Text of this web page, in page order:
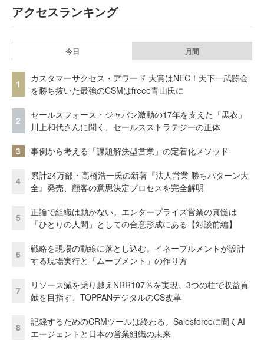
アクセスランキング
今日 月間
1
カスタマーサクセス・アワード 大賞はNEC！天下一武闘会
を勝ち抜いた最強のCSMはfreee青山氏に
2
セールスフォース・ジャパン激動の17年を支えた「黒衣」
川上和代さんに聞く、セールスストラテジーの正体
3 事例から考える「課題解決型営業」の定着化メソッド
4
累計24万部・高橋浩一氏の新著『法人営業 勝ちパターン大
全』発売、顧客の意思決定プロセスを完全解明
5
正論で組織は動かない。エンタープライズ営業の真髄は
「ひとりの人間」としての合意形成にある【対談前編】
6
戦略を現場の動線に落とし込む。イネーブルメントが設計
する現場実行と「ムーブメント」の作り方
7
リソース減を乗り越えNRR107％を実現。3つの柱で収益貢
献を目指す、TOPPANデジタルのCS改革
8
記録するためのCRMツールは終わる。Salesforceに聞くAI
エージェントと日本の営業組織の未来